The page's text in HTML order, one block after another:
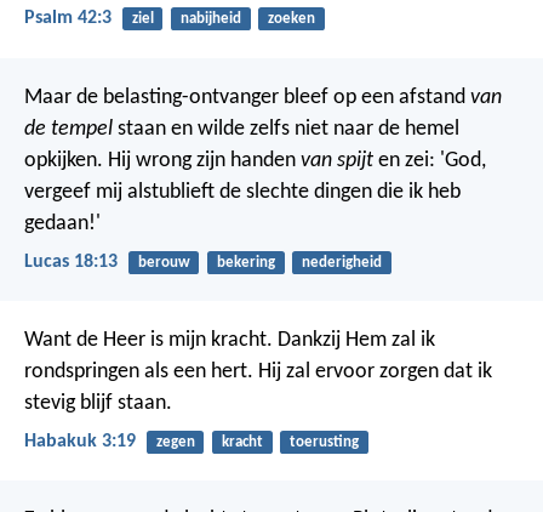
Psalm 42:3 ziel nabijheid zoeken
Maar de belasting-ontvanger bleef op een afstand van
de tempel staan en wilde zelfs niet naar de hemel
opkijken. Hij wrong zijn handen van spijt en zei: 'God,
vergeef mij alstublieft de slechte dingen die ik heb
gedaan!'
Lucas 18:13 berouw bekering nederigheid
Want de Heer is mijn kracht. Dankzij Hem zal ik
rondspringen als een hert. Hij zal ervoor zorgen dat ik
stevig blijf staan.
Habakuk 3:19 zegen kracht toerusting